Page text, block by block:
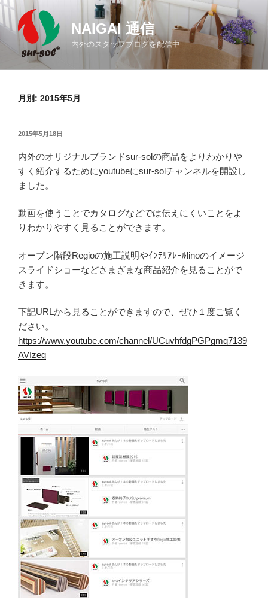
コ
ン
NAIGAI 通信
内外のスタッフブログを配信中
月別: 2015年5月
投
日:
2015年5月18日
内外のオリジナルブランドsur-solの商品をよりわかりや
すく紹介するためにyoutubeにsur-solチャンネルを開設し
ました。
動画を使うことでカタログなどでは伝えにくいことをよ
りわかりやすく見ることができます。
オープン階段Regioの施工説明やｲﾝﾃﾘｱﾚｰﾙlinoのイメージ
スライドショーなどさまざまな商品紹介を見ることがで
きます。
下記URLから見ることができますので、ぜひ１度ご覧く
ださい。
https://www.youtube.com/channel/UCuvhfdgPGPgmq7139
AVIzeg